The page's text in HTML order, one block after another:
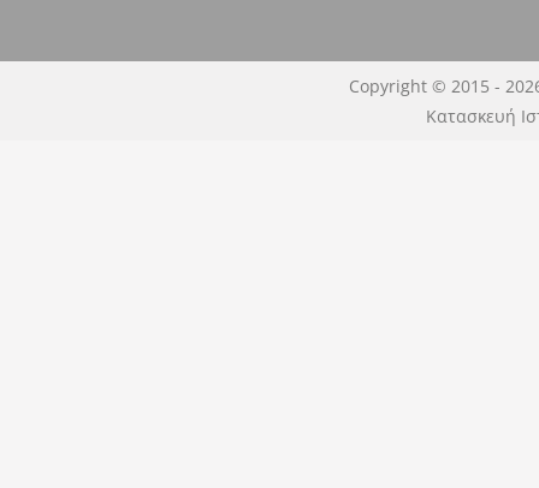
Copyright © 2015 -
Κατασκευή